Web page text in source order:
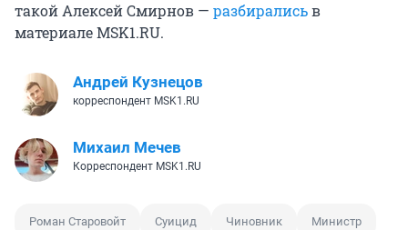
такой Алексей Смирнов — разбиралисьв
материале MSK1.RU.
Андрей Кузнецов
корреспондент MSK1.RU
Михаил Мечев
Корреспондент MSK1.RU
Роман Старовойт Суицид Чиновник Министр